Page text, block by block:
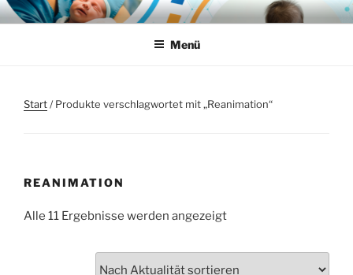
Zum
InhaltSPIEGEL MEDICAL-
Individuelle Lösungen für die Notfallmedizin
Menü
Start/ Produkte verschlagwortet mit „Reanimation“
REANIMATION
Alle 11 Ergebnisse werden angezeigtNach
sortiert